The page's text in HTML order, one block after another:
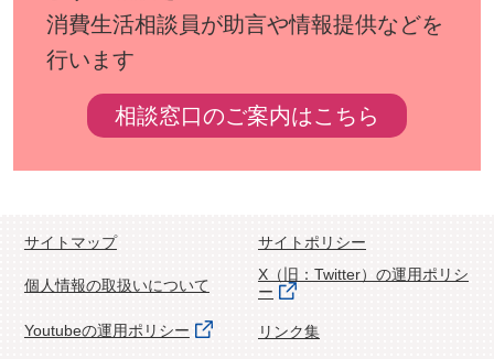
消費生活相談員が助言や情報提供などを
行います
相談窓口のご案内はこちら
サイトマップ サイトポリシー
個人情報の取扱いについて
X（旧：Twitter）の運用ポリシ
ー
Youtubeの運用ポリシー
リンク集